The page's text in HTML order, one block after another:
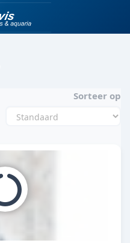
Sorteer op